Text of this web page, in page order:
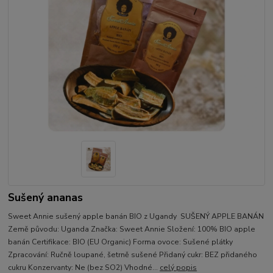
Sušený ananas
Sweet Annie sušený apple banán BIO z Ugandy SUŠENÝ APPLE BANÁN
Země původu: Uganda Značka: Sweet Annie Složení: 100% BIO apple
banán Certifikace: BIO (EU Organic) Forma ovoce: Sušené plátky
Zpracování: Ručně loupané, šetrně sušené Přidaný cukr: BEZ přidaného
cukru Konzervanty: Ne (bez SO2) Vhodné... celý popis